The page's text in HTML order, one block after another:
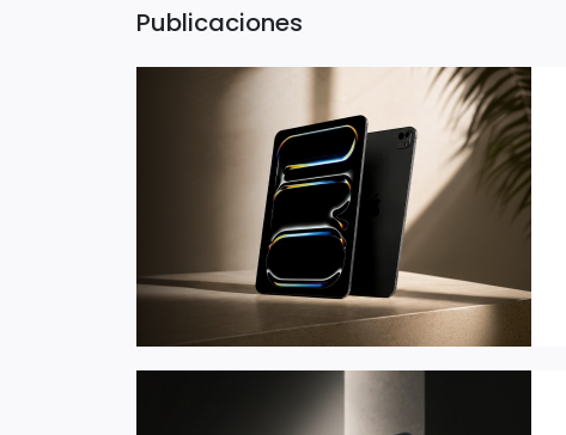
Publicaciones